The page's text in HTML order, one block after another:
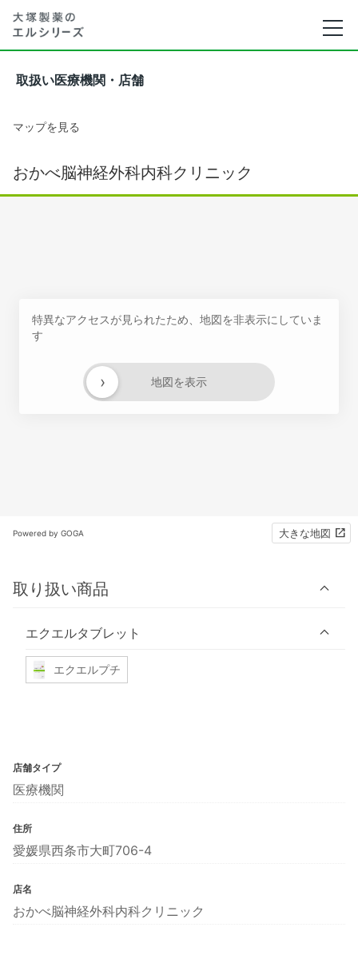
取扱い医療機関・店舗
マップを見る
おかべ脳神経外科内科クリニック
特異なアクセスが見られたため、地図を非表示にしていま
す
地図を表示
›
Powered by GOGA 大きな地図
取り扱い商品
エクエルタブレット
エクエルプチ
店舗タイプ
医療機関
住所
愛媛県西条市大町706-4
店名
おかべ脳神経外科内科クリニック